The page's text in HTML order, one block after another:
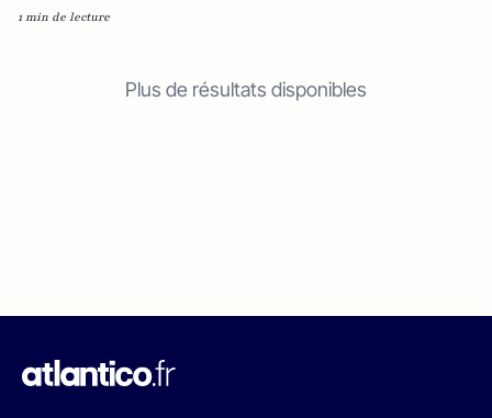
1 min de lecture
Plus de résultats disponibles